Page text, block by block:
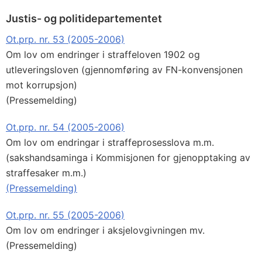
Justis- og politidepartementet
Ot.prp. nr. 53 (2005-2006)
Om lov om endringer i straffeloven 1902 og
utleveringsloven (gjennomføring av FN-konvensjonen
mot korrupsjon)
(Pressemelding)
Ot.prp. nr. 54 (2005-2006)
Om lov om endringar i straffeprosesslova m.m.
(sakshandsaminga i Kommisjonen for gjenopptaking av
straffesaker m.m.)
(Pressemelding)
Ot.prp. nr. 55 (2005-2006)
Om lov om endringer i aksjelovgivningen mv.
(Pressemelding)